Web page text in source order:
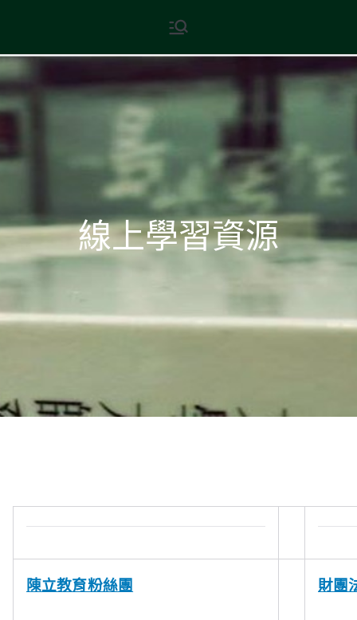
content
現代文學
地球小如鴿卵，/ 我輕輕地將它
線上學習資源
陳立教育粉絲團 財團